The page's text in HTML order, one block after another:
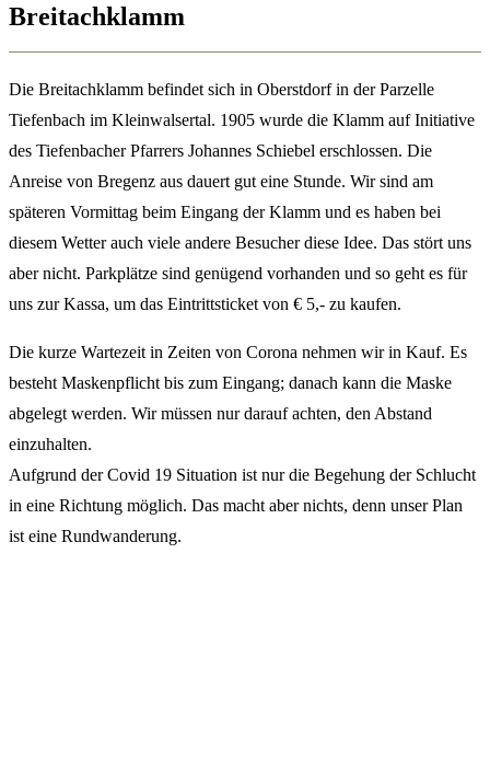
Breitachklamm
Die Breitachklamm befindet sich in Oberstdorf in der Parzelle
Tiefenbach im Kleinwalsertal. 1905 wurde die Klamm auf Initiative
des Tiefenbacher Pfarrers Johannes Schiebel erschlossen. Die
Anreise von Bregenz aus dauert gut eine Stunde. Wir sind am
späteren Vormittag beim Eingang der Klamm und es haben bei
diesem Wetter auch viele andere Besucher diese Idee. Das stört uns
aber nicht. Parkplätze sind genügend vorhanden und so geht es für
uns zur Kassa, um das Eintrittsticket von € 5,- zu kaufen.
Die kurze Wartezeit in Zeiten von Corona nehmen wir in Kauf. Es
besteht Maskenpflicht bis zum Eingang; danach kann die Maske
abgelegt werden. Wir müssen nur darauf achten, den Abstand
einzuhalten.
Aufgrund der Covid 19 Situation ist nur die Begehung der Schlucht
in eine Richtung möglich. Das macht aber nichts, denn unser Plan
ist eine Rundwanderung.